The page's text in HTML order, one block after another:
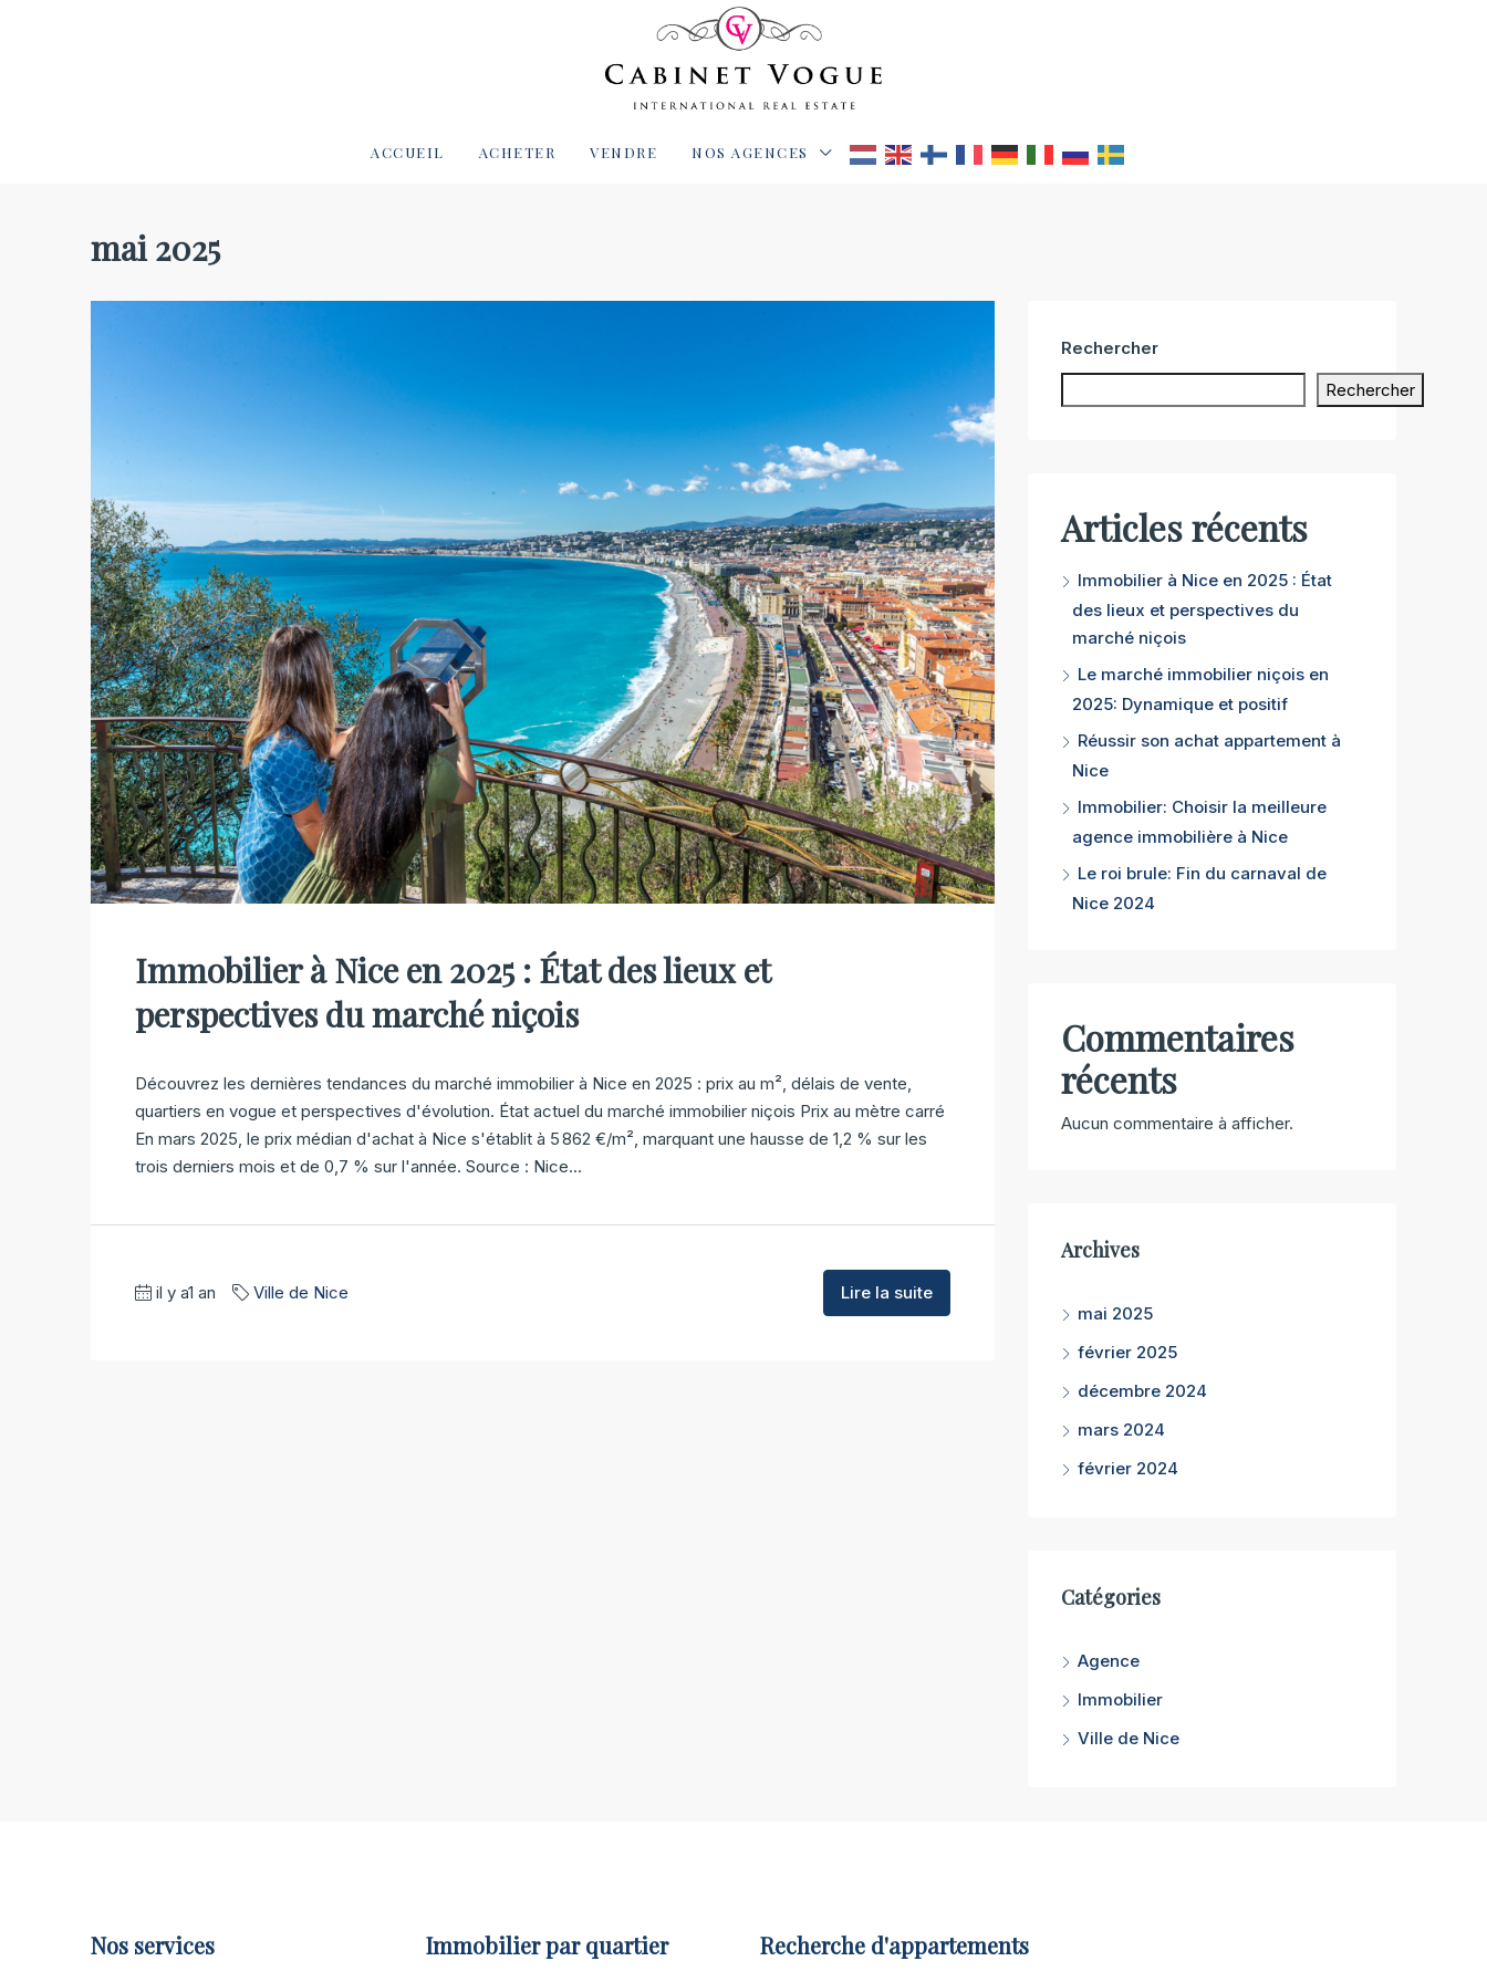
ACCUEIL ACHETER VENDRE NOS AGENCES
mai 2025
Immobilier à Nice en 2025 : État des lieux et
perspectives du marché niçois
Découvrez les dernières tendances du marché immobilier à Nice en 2025 : prix au m², délais de vente,
quartiers en vogue et perspectives d'évolution. État actuel du marché immobilier niçois Prix au mètre carré
En mars 2025, le prix médian d'achat à Nice s'établit à 5 862 €/m², marquant une hausse de 1,2 % sur les
trois derniers mois et de 0,7 % sur l'année. Source : Nice...
il y a1 an Ville de Nice Lire la suite
Rechercher
Rechercher
Articles récents
Immobilier à Nice en 2025 : État
des lieux et perspectives du
marché niçois
Le marché immobilier niçois en
2025: Dynamique et positif
Réussir son achat appartement à
Nice
Immobilier: Choisir la meilleure
agence immobilière à Nice
Le roi brule: Fin du carnaval de
Nice 2024
Commentaires
récents
Aucun commentaire à afficher.
Archives
mai 2025
février 2025
décembre 2024
mars 2024
février 2024
Catégories
Agence
Immobilier
Ville de Nice
Nos services Immobilier par quartier Recherche d'appartements